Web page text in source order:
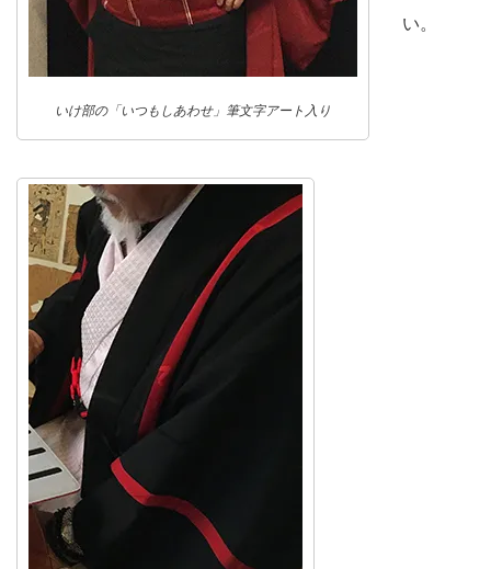
いけ部の「いつもしあわせ」筆文字アート入り
い。